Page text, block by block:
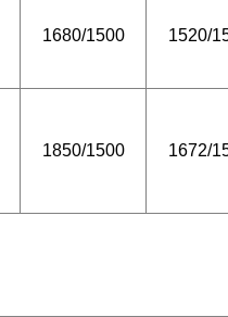
1520/
1680/1500
1672/
1850/1500